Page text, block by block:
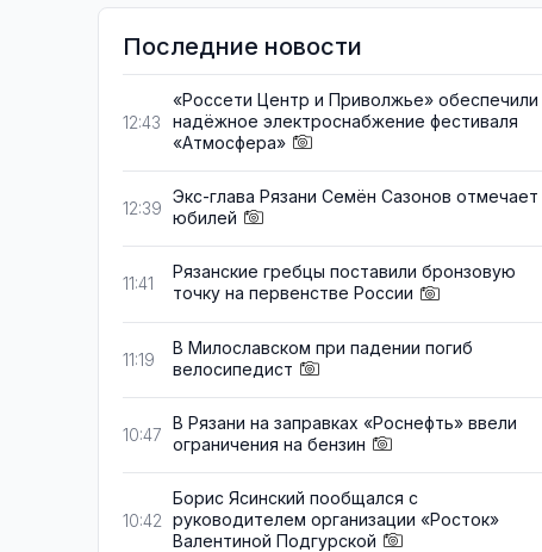
Последние новости
12:43
«Россети Центр и Приволжье» обеспечили
надёжное электроснабжение фестиваля
«Атмосфера»
12:39
Экс-глава Рязани Семён Сазонов отмечает
юбилей
11:41
Рязанские гребцы поставили бронзовую
точку на первенстве России
11:19
В Милославском при падении погиб
велосипедист
10:47
В Рязани на заправках «Роснефть» ввели
ограничения на бензин
10:42
Борис Ясинский пообщался с
руководителем организации «Росток»
Валентиной Подгурской